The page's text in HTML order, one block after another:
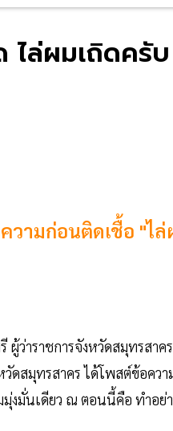
ไล่ผมเถิดครั
ามก่อนติดเชื้อ "ไล่
ผู้ว่าราชการจังหวัดสมุทรสา
ดสมุทรสาคร ได้โพสต์ข้อคว
มั่นเดียว ณ ตอนนี้คือ ทำอย่